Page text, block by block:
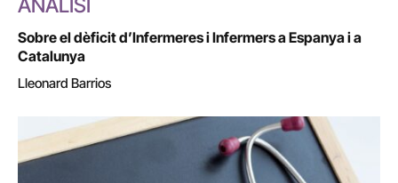
ANÀLISI
Sobre el dèficit d’Infermeres i Infermers a Espanya i a
Catalunya
Lleonard Barrios